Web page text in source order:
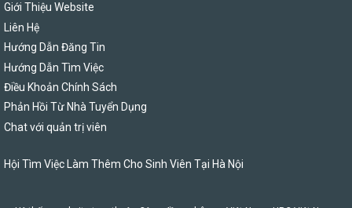
Giới Thiệu Website
Liên Hệ
Hướng Dẫn Đăng Tin
Hướng Dẫn Tìm Việc
Điều Khoản Chính Sách
Phản Hồi Từ Nhà Tuyển Dụng
Chat với quản trị viên
Hội Tìm Việc Làm Thêm Cho Sinh Viên Tại Hà Nội